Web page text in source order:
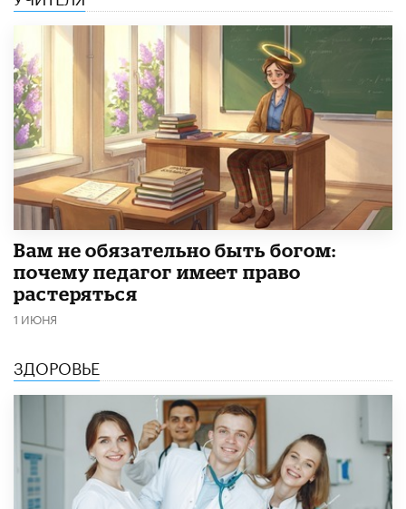
​Вам не обязательно быть богом:
почему педагог имеет право
растеряться
1 ИЮНЯ
ЗДОРОВЬЕ